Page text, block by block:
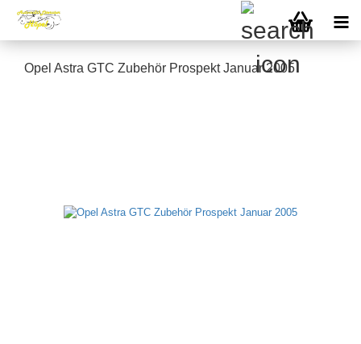
Opel Astra GTC Zubehör Prospekt Januar 2005